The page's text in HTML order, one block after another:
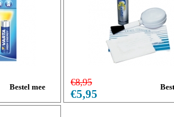
€8,95
€5,95